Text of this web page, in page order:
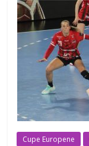
Cupe Europene